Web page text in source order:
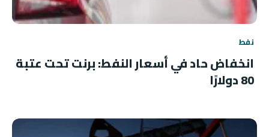
نفط
انخفاض حاد في أسعار النفط: برنت تحت عتبة
80 دولارًا